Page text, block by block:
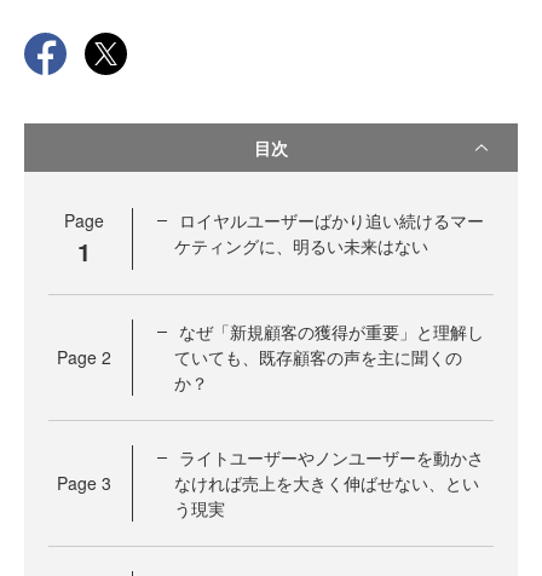
目次
Page
1
ロイヤルユーザーばかり追い続けるマー
ケティングに、明るい未来はない
Page 2
なぜ「新規顧客の獲得が重要」と理解し
ていても、既存顧客の声を主に聞くの
か？
Page 3
ライトユーザーやノンユーザーを動かさ
なければ売上を大きく伸ばせない、とい
う現実